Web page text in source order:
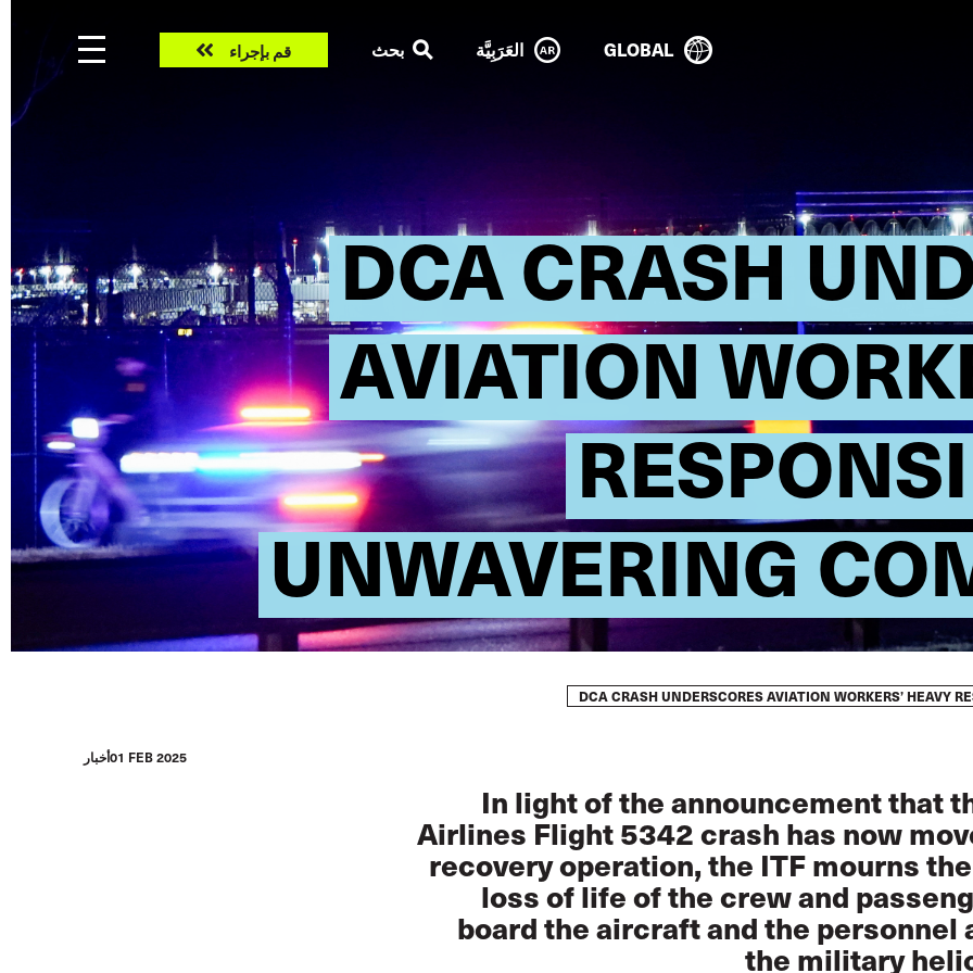
DCA CRASH
AVIATION
UNWAVERING
GLOBAL العَرَبِيَّة بحث
Takeقم بإجراء
DCA CRASH UNDERSCORES AVIATION WORKERS’ HEAVY
أخبار01 FEB 2025
In light of the announcement that
Airlines Flight 5342 crash has now
recovery operation, the ITF mourns
loss of life of the crew and
board the aircraft and the personnel
the military